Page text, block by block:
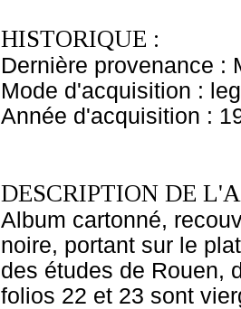
HISTORIQUE :
Dernière provenance :
Mode d'acquisition :
Année d'acquisition :
DESCRIPTION DE
Album cartonné,
noire, portant sur le
des études de Rouen,
folios 22 et 23 sont